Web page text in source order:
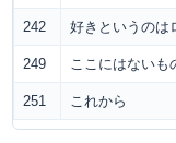
242 好きというのは
249 ここにはないも
251 これから